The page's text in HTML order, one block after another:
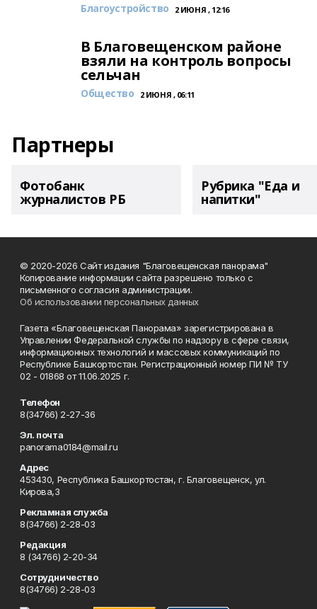
Благоустройство 2 ИЮНЯ , 12:16
В Благовещенском районе
взяли на контроль вопросы
сельчан
Общество 2 ИЮНЯ , 06:11
Партнеры
Фотобанк
журналистов РБ
Рубрика "Еда и
напитки"
© 2020-2026 Сайт издания "Благовещенская панорама"
Копирование информации сайта разрешено только с
письменного согласия администрации.
Об использовании персональных данных
Газета «Благовещенская Панорама» зарегистрирована в
Управлении Федеральной службы по надзору в сфере связи,
информационных технологий и массовых коммуникаций по
Республике Башкортостан. Регистрационный номер ПИ № ТУ
02 - 01868 от 11.06.2025 г.
Телефон
8(34766) 2-27-36
Эл. почта
panorama0184@mail.ru
Адрес
453430, Республика Башкортостан, г. Благовещенск, ул.
Кирова,3
Рекламная служба
8(34766) 2-28-03
Редакция
8 (34766) 2-20-34
Сотрудничество
8(34766) 2-28-03